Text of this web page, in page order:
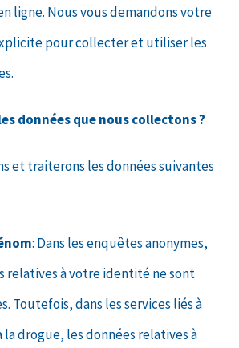
ligne. Nous vous demandons votre
pour collecter et utiliser les
données que nous collectons ?
et traiterons les données suivantes
: Dans les enquêtes anonymes,
relatives à votre identité ne sont
Toutefois, dans les services liés à
la drogue, les données relatives à